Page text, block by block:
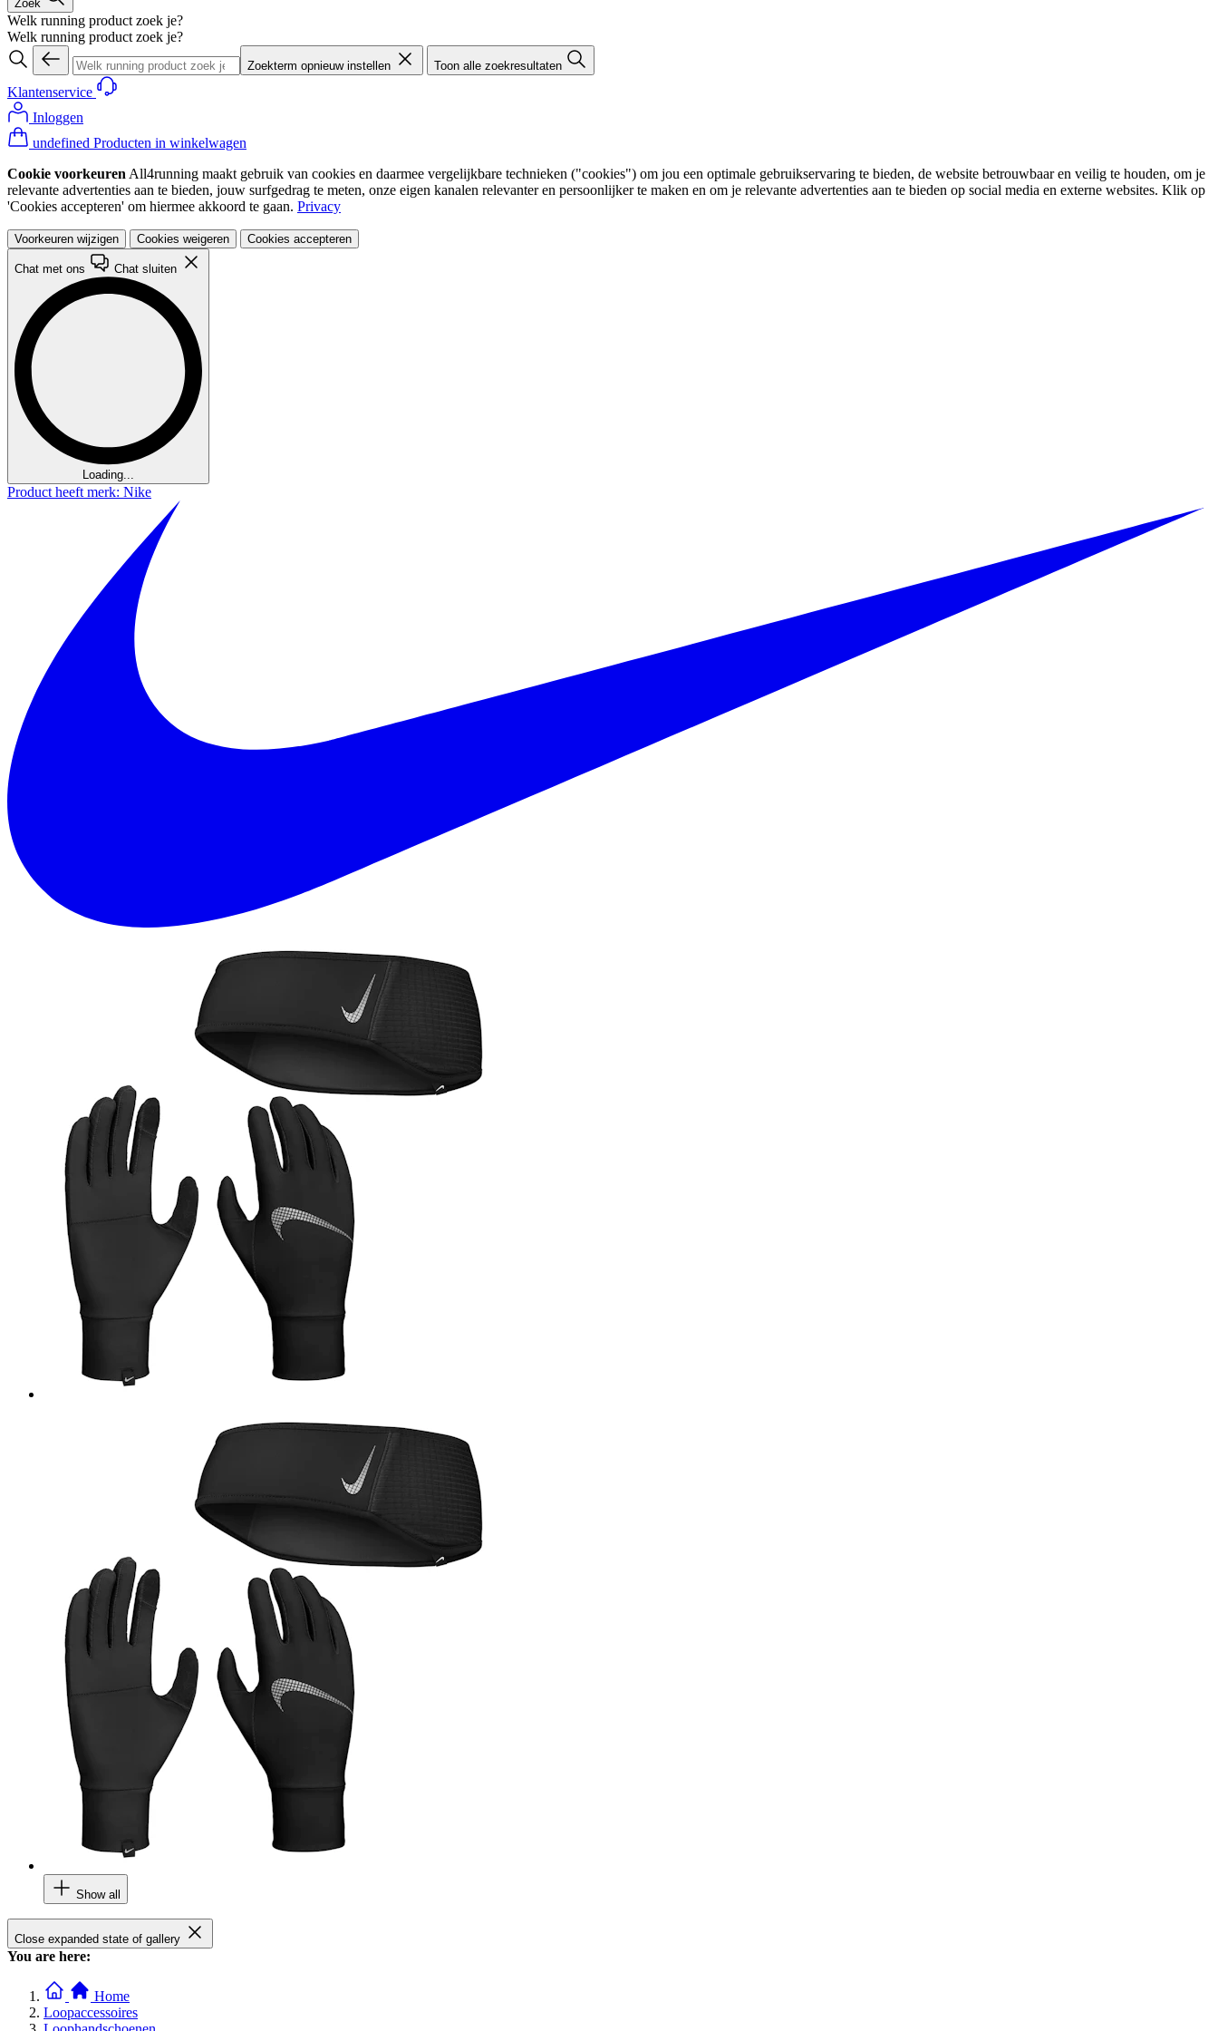
Zoek
Welk running product zoek je?
Welk running product zoek je?
Zoekterm opnieuw instellen Toon alle zoekresultaten
Klantenservice
Inloggen
undefined Producten in winkelwagen
Cookie voorkeuren All4running maakt gebruik van cookies en daarmee vergelijkbare technieken ("cookies") om jou een optimale gebruikservaring te bieden, de website betrouwbaar en veilig te houden, om je
relevante advertenties aan te bieden, jouw surfgedrag te meten, onze eigen kanalen relevanter en persoonlijker te maken en om je relevante advertenties aan te bieden op social media en externe websites. Klik op
'Cookies accepteren' om hiermee akkoord te gaan. Privacy
Voorkeuren wijzigen Cookies weigeren Cookies accepteren
Chat met ons Chat sluiten
Loading...
Product heeft merk: Nike
Show all
Close expanded state of gallery
You are here:
Home
Loopaccessoires